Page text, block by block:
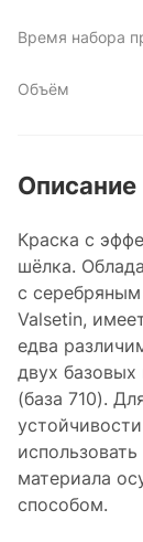
Время набора
Объём
Описание
Краска с
шёлка.
с
Valsetin,
едва
двух
(база 710).
материала
способом.